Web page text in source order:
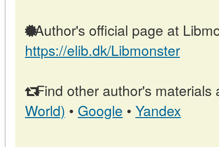
Author's official page at
https://elib.dk/Libmonster
Find other author's materials
World) • Google • Yandex